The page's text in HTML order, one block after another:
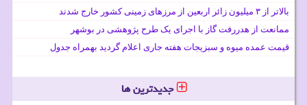
بالاتر از ۳ میلیون زائر اربعین از مرزهای زمینی کشور خارج شدند
ممانعت از هدررفت گاز با اجرای یک طرح پژوهشی در بوشهر
قیمت عمده میوه و سبزیجات هفته جاری اعلام گردید بهمراه جدول
جدیدترین ها